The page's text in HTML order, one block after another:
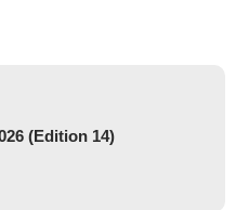
(Edition 14)